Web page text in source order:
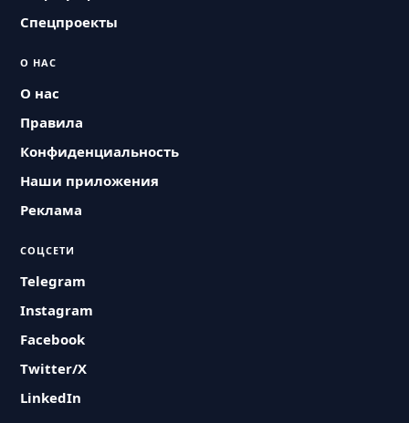
Спецпроекты
О НАС
О нас
Правила
Конфиденциальность
Наши приложения
Реклама
СОЦСЕТИ
Telegram
Instagram
Facebook
Twitter/X
LinkedIn